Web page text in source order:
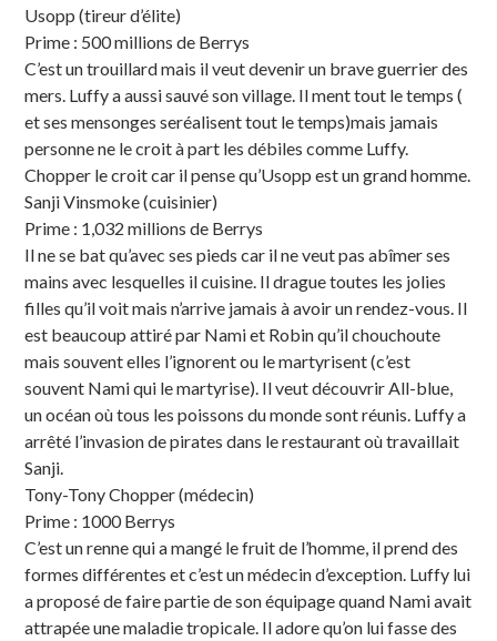
Usopp (tireur d’élite)
Prime : 500 millions de Berrys
C’est un trouillard mais il veut devenir un brave guerrier des
mers. Luffy a aussi sauvé son village. Il ment tout le temps (
et ses mensonges seréalisent tout le temps)mais jamais
personne ne le croit à part les débiles comme Luffy.
Chopper le croit car il pense qu’Usopp est un grand homme.
Sanji Vinsmoke (cuisinier)
Prime : 1,032 millions de Berrys
Il ne se bat qu’avec ses pieds car il ne veut pas abîmer ses
mains avec lesquelles il cuisine. Il drague toutes les jolies
filles qu’il voit mais n’arrive jamais à avoir un rendez-vous. Il
est beaucoup attiré par Nami et Robin qu’il chouchoute
mais souvent elles l’ignorent ou le martyrisent (c’est
souvent Nami qui le martyrise). Il veut découvrir All-blue,
un océan où tous les poissons du monde sont réunis. Luffy a
arrêté l’invasion de pirates dans le restaurant où travaillait
Sanji.
Tony-Tony Chopper (médecin)
Prime : 1000 Berrys
C’est un renne qui a mangé le fruit de l’homme, il prend des
formes différentes et c’est un médecin d’exception. Luffy lui
a proposé de faire partie de son équipage quand Nami avait
attrapée une maladie tropicale. Il adore qu’on lui fasse des